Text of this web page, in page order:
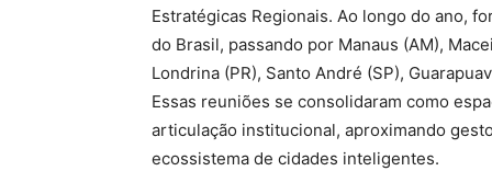
Estratégicas Regionais. Ao longo do ano,
do Brasil, passando por Manaus (AM),
Londrina (PR), Santo André (SP),
Essas reuniões se consolidaram como
articulação institucional, aproximando
ecossistema de cidades inteligentes.